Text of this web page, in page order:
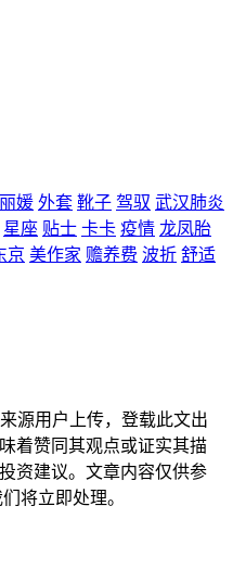
媛 外套 靴子 驾驭 武汉肺炎
星座 贴士 卡卡 疫情 龙凤胎
京 美作家 赡养费 波折 舒适
源用户上传，登载此文出
着赞同其观点或证实其描
资建议。文章内容仅供参
将立即处理。